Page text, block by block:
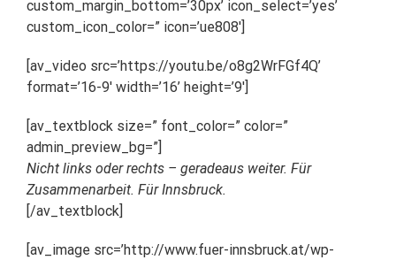
custom_margin_bottom=’30px’ icon_select=’yes’
custom_icon_color=” icon=’ue808′]
[av_video src=’https://youtu.be/o8g2WrFGf4Q’
format=’16-9′ width=’16’ height=’9′]
[av_textblock size=” font_color=” color=”
admin_preview_bg=”]
Nicht links oder rechts – geradeaus weiter. Für
Zusammenarbeit. Für Innsbruck.
[/av_textblock]
[av_image src=’http://www.fuer-innsbruck.at/wp-